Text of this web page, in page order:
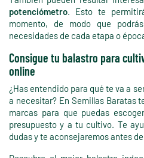
potenciómetro. Esto te
momento, de modo que
necesidades de cada etapa o
Consigue tu balastro para
online
¿Has entendido para qué te va a
a necesitar? En Semillas Baratas
marcas para que puedas
presupuesto y a tu cultivo. Te
dudas y te aconsejaremos antes